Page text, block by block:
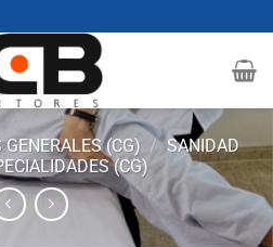
GENERALES (CG) / SANIDAD
(CG)